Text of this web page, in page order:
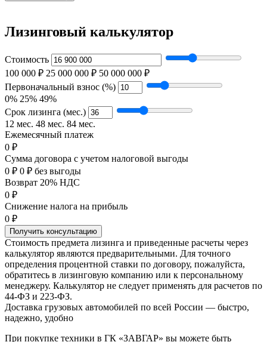
Лизинговый калькулятор
Стоимость
100 000 ₽ 25 000 000 ₽ 50 000 000 ₽
Первоначальный взнос (%)
0% 25% 49%
Срок лизинга (мес.)
12 мес. 48 мес. 84 мес.
Ежемесячный платеж
0 ₽
Сумма договора с учетом налоговой выгоды
0 ₽ 0 ₽ без выгоды
Возврат 20% НДС
0 ₽
Снижение налога на прибыль
0 ₽
Получить консультацию
Стоимость предмета лизинга и приведенные расчеты через
калькулятор являются предварительными. Для точного
определения процентной ставки по договору, пожалуйста,
обратитесь в лизинговую компанию или к персональному
менеджеру. Калькулятор не следует применять для расчетов по
44-ФЗ и 223-ФЗ.
Доставка грузовых автомобилей по всей России — быстро,
надежно, удобно
При покупке техники в ГК «ЗАВГАР» вы можете быть